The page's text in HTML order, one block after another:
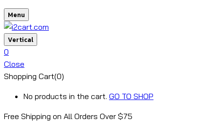
Menu
Vertical
0
Close
Shopping Cart(0)
No products in the cart. GO TO SHOP
Free Shipping on All Orders Over $75